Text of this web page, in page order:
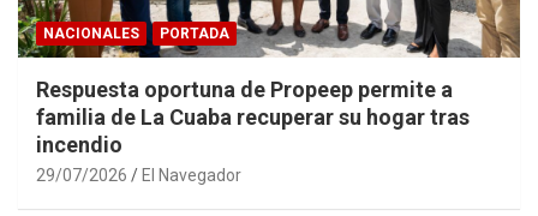
NACIONALES PORTADA
Respuesta oportuna de Propeep permite a
familia de La Cuaba recuperar su hogar tras
incendio
29/07/2026 El Navegador